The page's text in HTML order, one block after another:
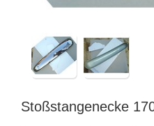
Stoßstangenecke